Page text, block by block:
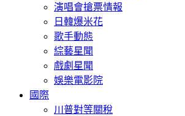
演唱會搶票情報
日韓爆米花
歌手動態
綜藝星聞
戲劇星聞
娛樂電影院
國際
川普對等關稅